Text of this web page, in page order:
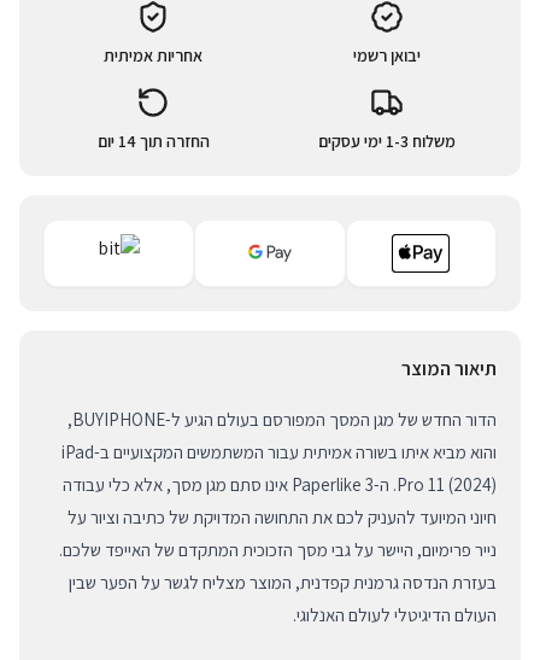
יבואן רשמי אחריות אמיתית
משלוח 1-3 ימי עסקים החזרה תוך 14 יום
תיאור המוצר
הדור החדש של מגן המסך המפורסם בעולם הגיע ל-BUYIPHONE,
והוא מביא איתו בשורה אמיתית עבור המשתמשים המקצועיים ב-iPad
Pro 11 (2024). ה-Paperlike 3 אינו סתם מגן מסך, אלא כלי עבודה
חיוני המיועד להעניק לכם את התחושה המדויקת של כתיבה וציור על
נייר פרימיום, היישר על גבי מסך הזכוכית המתקדם של האייפד שלכם.
בעזרת הנדסה גרמנית קפדנית, המוצר מצליח לגשר על הפער שבין
העולם הדיגיטלי לעולם האנלוגי.